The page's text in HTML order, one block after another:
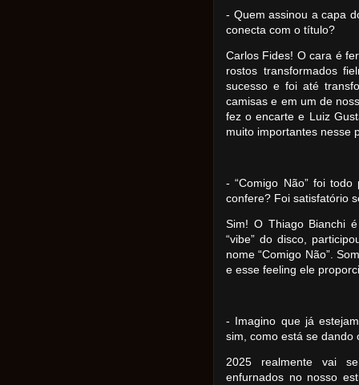
- Quem assinou a capa
conecta com o título?
Carlos Fides! O cara é
rostos transformados
sucesso e foi até
camisas e em um de
fez o encarte e Luiz
muito importantes nesse
- “Comigo Não” foi
confere? Foi satisfatório
Sim! O Thiago Bianchi
“vibe” do disco,
nome “Comigo Não”.
e esse feeling ele
- Imagino que já
sim, como está se dando
2025 realmente vai
enfurnados no nosso